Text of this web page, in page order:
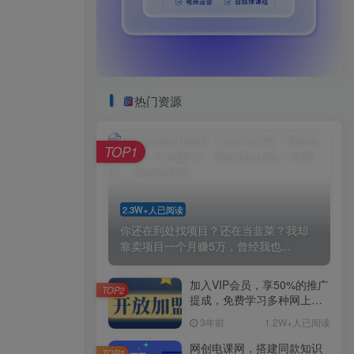
热门资源
2.3W+人已阅读
你还在到处找项目？还在当韭菜？我却
靠卖项目一个月赚5万，曾经我也...
TOP1
加入VIP会员，享50%的推广
提成，免费学习多种网上创
3年前 1.2W+人已阅读
TOP2
网创电课网，搭建同款知识